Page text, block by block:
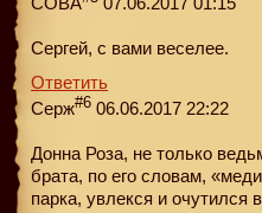
Сергей, с вами веселее.
Ответить
Серж#6 06.06.2017 22:22
Донна Роза, не только
брата, по его словам,
парка, увлекся и очутился